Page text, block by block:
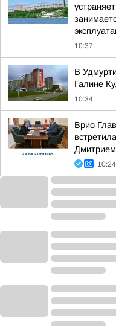
10:37
В
Галине
10:34
Врио
10:24